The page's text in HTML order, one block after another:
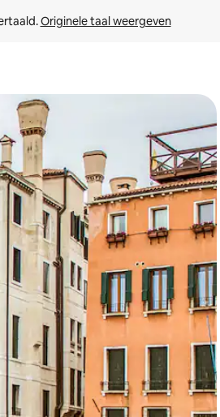
Originele taal weergeven
en omlaag, óf door te tikken of swipen.